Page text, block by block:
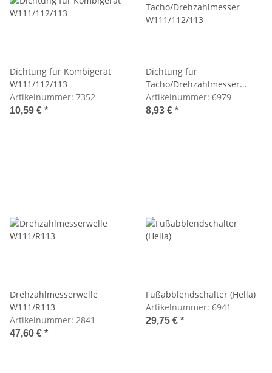
Dichtung für Kombigerät
W111/112/113
Artikelnummer: 7352
10,59 € *
Dichtung für
Tacho/Drehzahlmesser
W111/112/113
Artikelnummer: 6979
8,93 € *
Drehzahlmesserwelle
W111/R113
Artikelnummer: 2841
47,60 € *
Fußabblendschalter (Hella)
Artikelnummer: 6941
29,75 € *